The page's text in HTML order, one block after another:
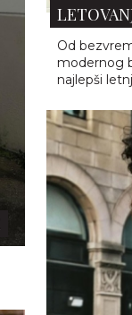
10 ZARA
KOJI ĆE
AUTFIT
Postoje
teško
prava
na scenu